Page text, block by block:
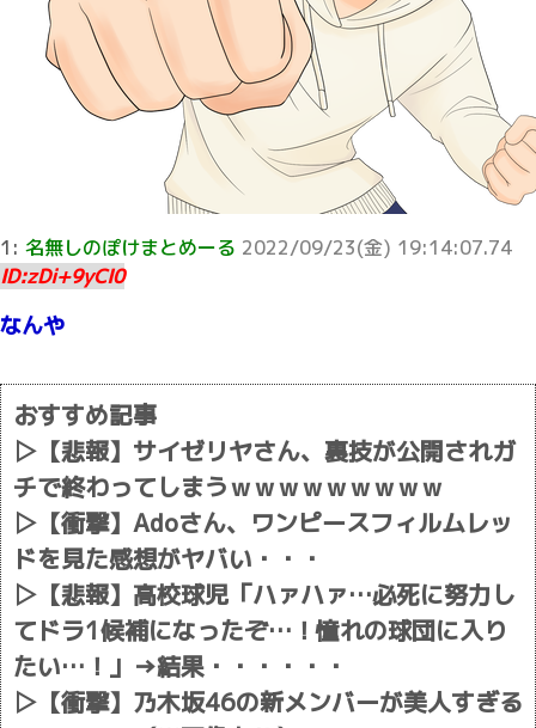
1: 名無しのぽけまとめーる 2022/09/23(金) 19:14:07.74
ID:zDi+9yCI0
なんや
おすすめ記事
▷ 【悲報】サイゼリヤさん、裏技が公開されガ
チで終わってしまうｗｗｗｗｗｗｗｗｗ
▷ 【衝撃】Adoさん、ワンピースフィルムレッ
ドを見た感想がヤバい・・・
▷ 【悲報】高校球児「ハァハァ…必死に努力し
てドラ1候補になったぞ…！憧れの球団に入り
たい…！」→結果・・・・・・
▷ 【衝撃】乃木坂46の新メンバーが美人すぎる